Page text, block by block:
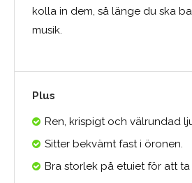
kolla in dem, så länge du ska
musik.
Plus
Ren, krispigt och välrundad
Sitter bekvämt fast i öronen.
Bra storlek på etuiet för att